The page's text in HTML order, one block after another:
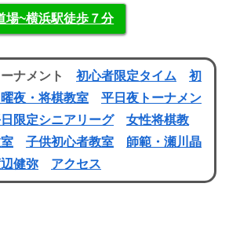
場~横浜駅徒歩７分
ナメント 初心者限定タイム
初
曜夜・将棋教室
平日夜トーナメン
限定シニアリーグ
女性将棋教
子供初心者教室
師範・瀬川晶
健弥 アクセス